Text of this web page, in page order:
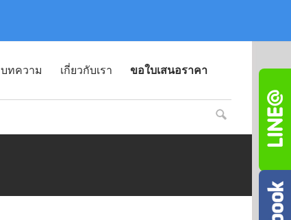
บทความ เกี่ยวกับเรา ขอใบเสนอราคา